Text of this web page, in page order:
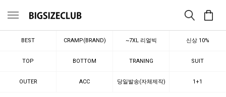
메뉴
BEST CRAMP(BRAND) ~7XL 리얼빅 신상 10%
TOP BOTTOM TRANING SUIT
OUTER ACC 당일발송(자체제작) 1+1